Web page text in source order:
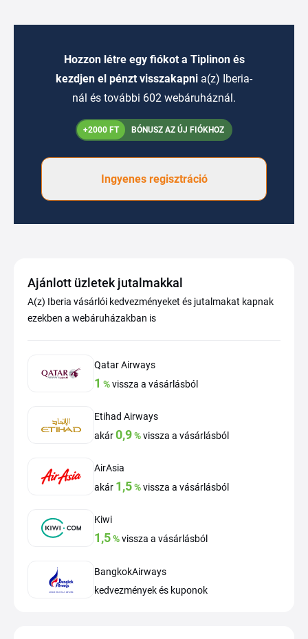
Hozzon létre egy fiókot a Tiplinon és
kezdjen el pénzt visszakapni a(z) Iberia-
nál és további 602 webáruháznál.
+2000 FT BÓNUSZ AZ ÚJ FIÓKHOZ
Ingyenes regisztráció
Ajánlott üzletek jutalmakkal
A(z) Iberia vásárlói kedvezményeket és jutalmakat kapnak
ezekben a webáruházakban is
Qatar Airways
1 %vissza a vásárlásból
Etihad Airways
akár0,9%vissza a vásárlásból
AirAsia
akár 1,5%vissza a vásárlásból
Kiwi
1,5%vissza a vásárlásból
BangkokAirways
kedvezmények és kuponok